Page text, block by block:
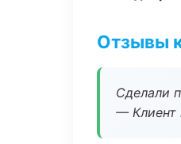
Отзывы
Сделали
— Клиент